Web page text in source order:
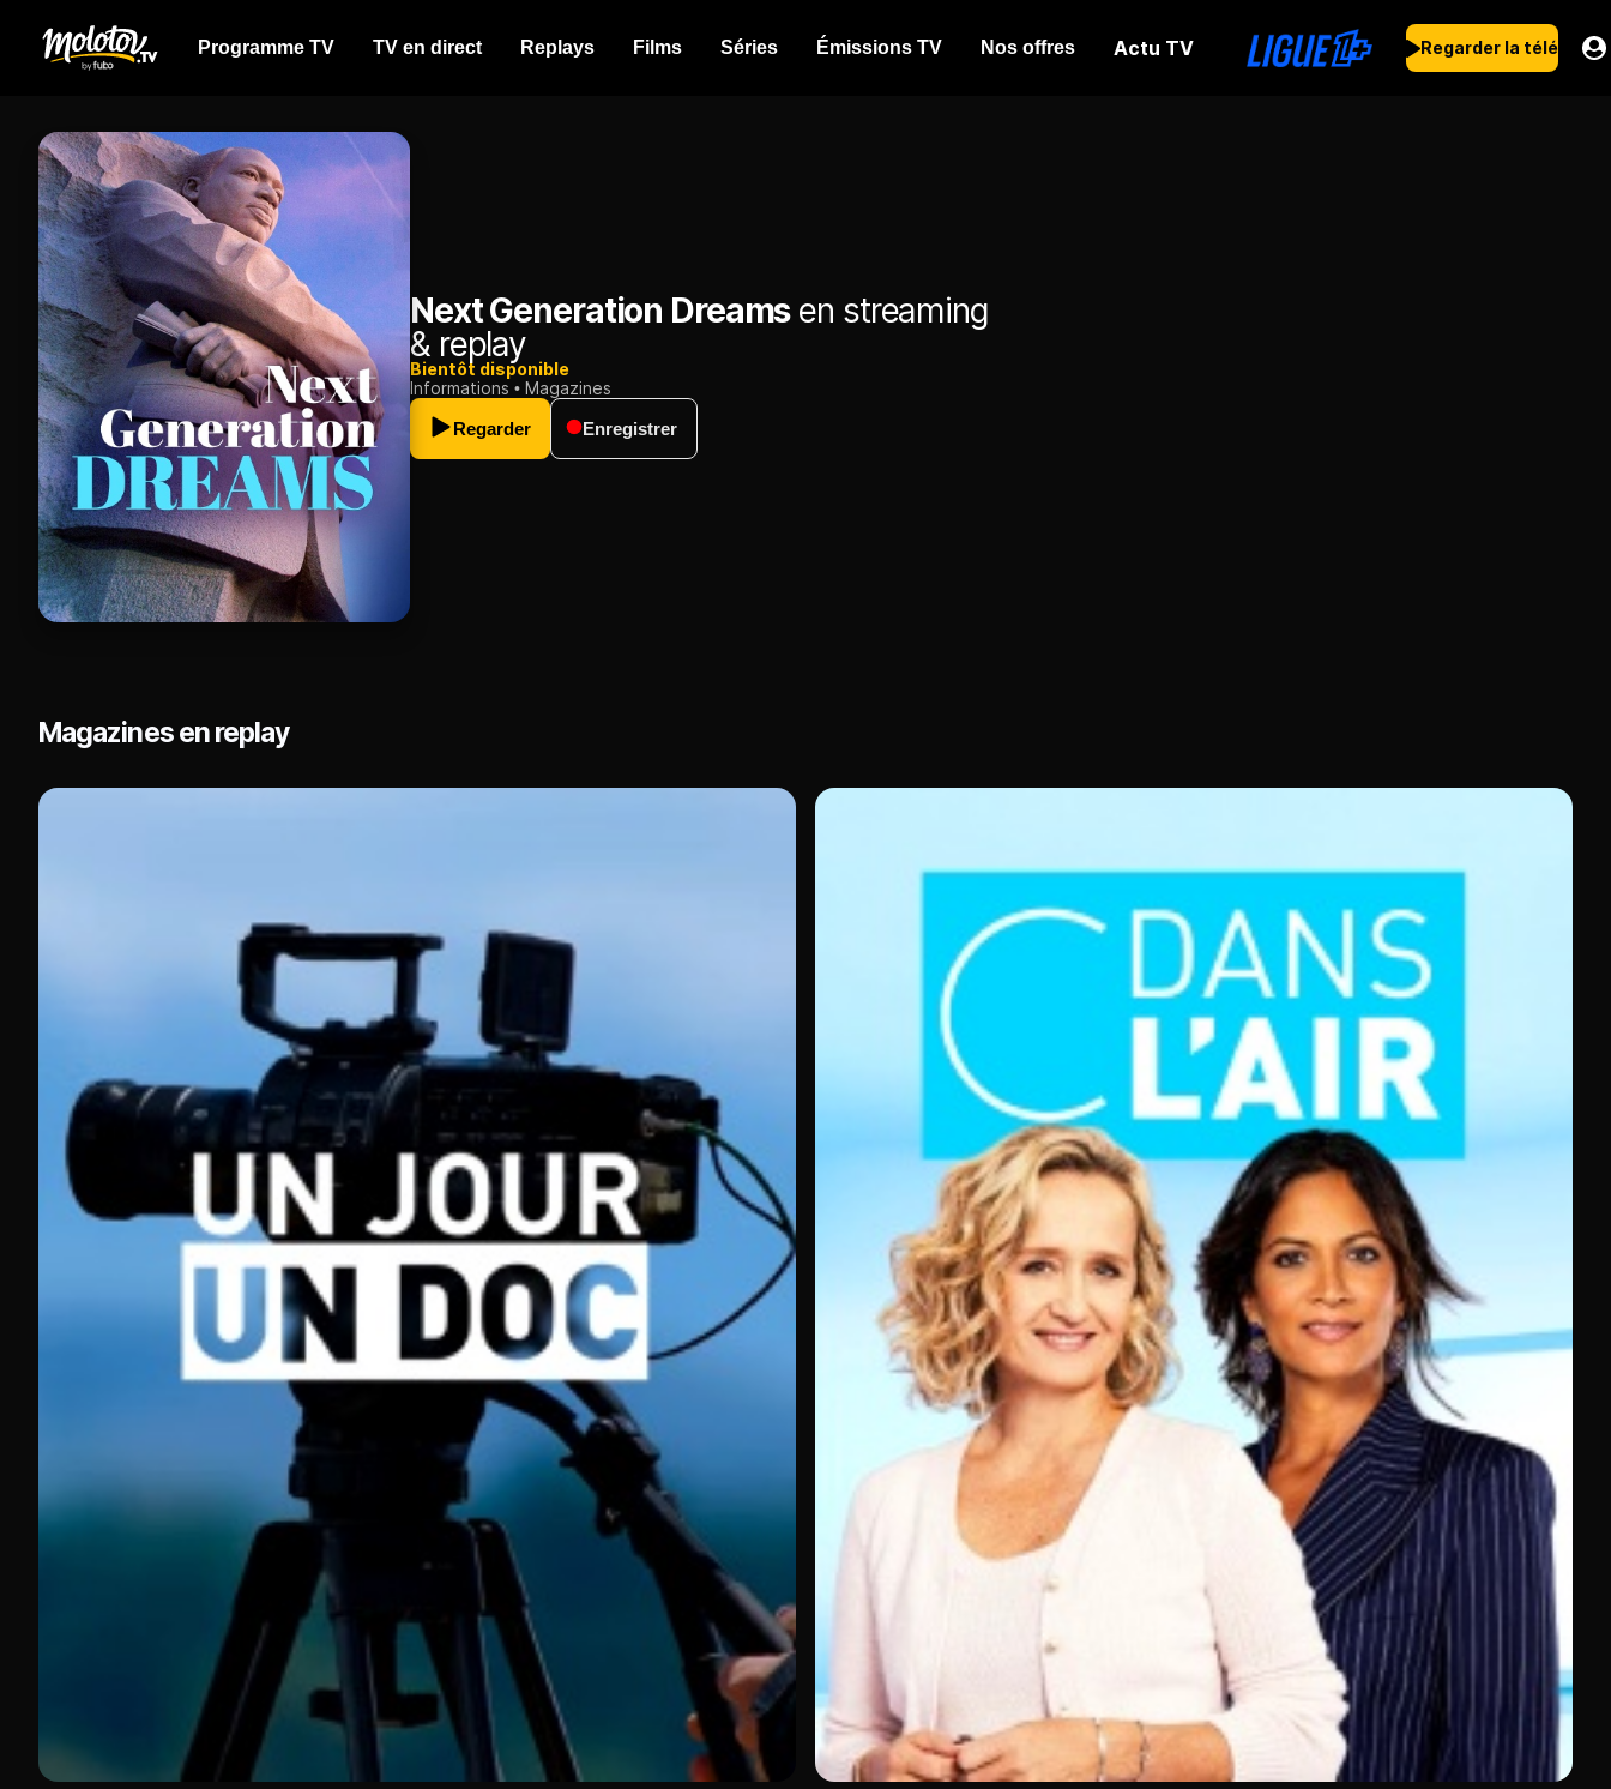
Programme TV TV en direct Replays Films Séries Émissions TV Nos offres Actu TV Regarder la télé
Next Generation Dreamsen streaming
& replay
Bientôt disponible
Informations
Magazines
Regarder
Enregistrer
Magazines en replay